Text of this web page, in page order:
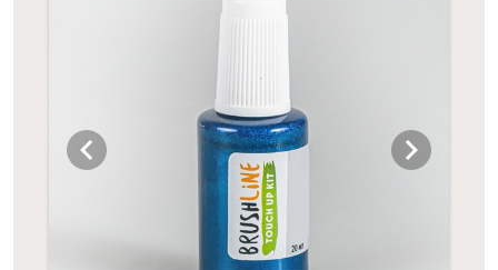
chevron_left chevron_right